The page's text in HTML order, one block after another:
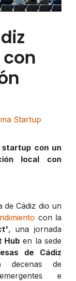
Startup
startup con un
local con
de Cádiz dio un
con la
, una jornada
Hub en la sede
de Cádiz
de
e